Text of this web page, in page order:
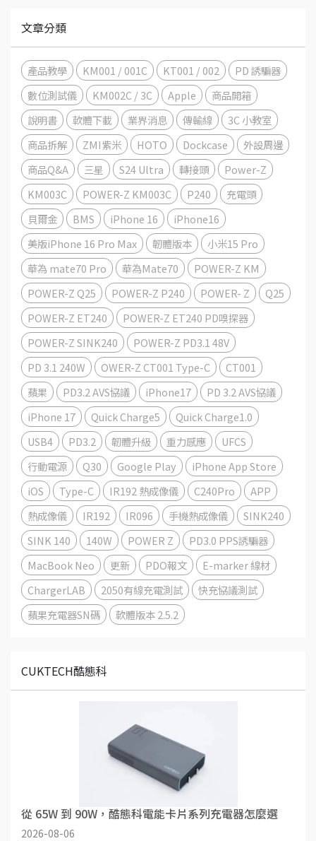
文章分類
產品教學 KM001 / 001C KT001 / 002
PD 誘騙器
數位測試儀
KM002C / 3C Apple
商品開箱
說明書
軟體下載 業界消息 傳輸線
3C 小教室
商品拆解
ZMI紫米 HOTO Dockcase
外設周邊
商品Q&A
三星 S24 Ultra 轉接頭
Power-Z
KM003C
POWER-Z KM003C P240
充電頭
貝爾金
BMS iPhone 16
iPhone16
美版iPhone 16 Pro Max
韌體版本
小米15 Pro
華為 mate70 Pro
華為Mate70
POWER-Z KM
POWER-Z Q25
POWER-Z P240 POWER- Z
Q25
POWER-Z ET240
POWER-Z ET240 PD嗅探器
POWER-Z SINK240
POWER-Z PD3.1 48V
PD 3.1 240W
OWER-Z CT001 Type-C
CT001
蘋果
PD3.2 AVS協議 iPhone17
PD 3.2 AVS協議
iPhone 17
Quick Charge5
Quick Charge1.0
USB4
PD3.2 韌體升級 重力感應
UFCS
行動電源
Q30 Google Play
iPhone App Store
iOS
Type-C IR192 熱成像儀 C240Pro
APP
熱成像儀
IR192 IR096 手機熱成像儀
SINK240
SINK 140
140W POWER Z
PD3.0 PPS誘騙器
MacBook Neo
更新 PDO報文
E-marker 線材
ChargerLAB
2050有線充電測試
快充協議測試
蘋果充電器SN碼
軟體版本 2.5.2
CUKTECH酷態科
從 65W 到 90W，酷態科電能卡片系列充電器怎麼選
2026-08-06